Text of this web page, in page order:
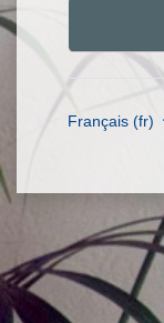
Français ‎(fr)‎